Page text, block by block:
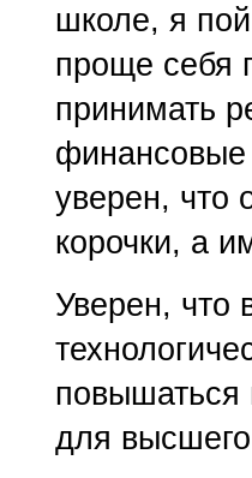
школе, я
проще себя
принимать
финансовые
уверен, что
корочки, а
Уверен,
повышаться
для